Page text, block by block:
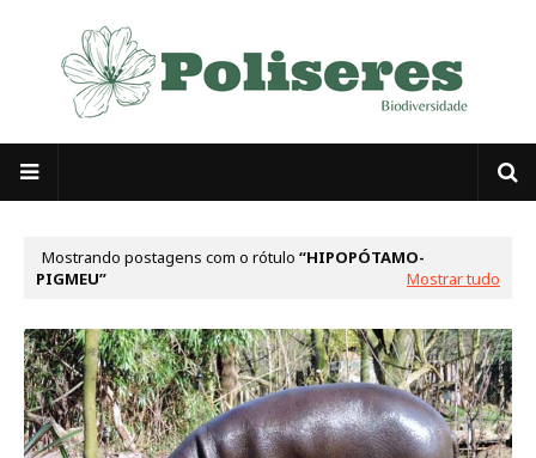
Mostrando postagens com o rótulo
HIPOPÓTAMO-
PIGMEU
Mostrar tudo